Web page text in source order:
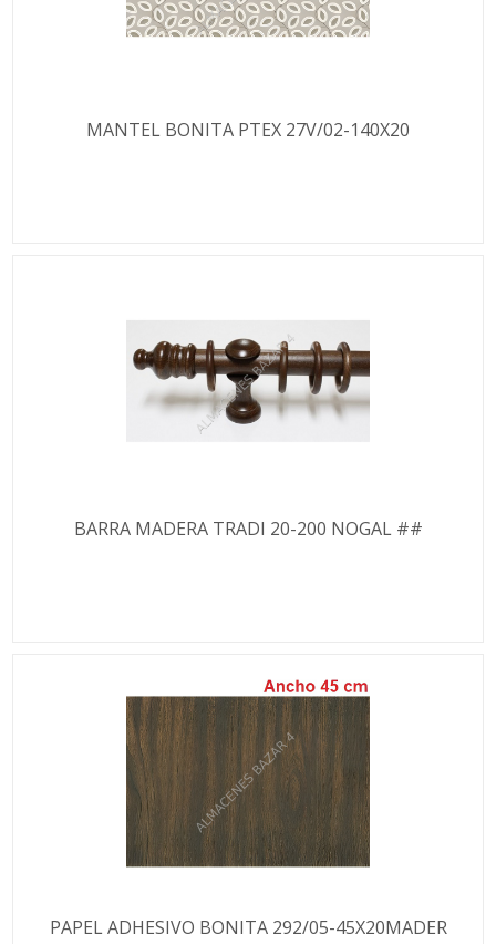
MANTEL BONITA PTEX 27V/02-140X20
BARRA MADERA TRADI 20-200 NOGAL ##
PAPEL ADHESIVO BONITA 292/05-45X20MADER